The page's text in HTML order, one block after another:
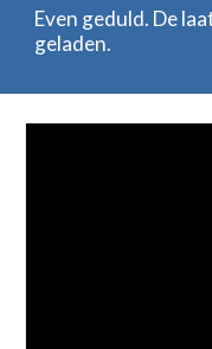
Even geduld. De
geladen.